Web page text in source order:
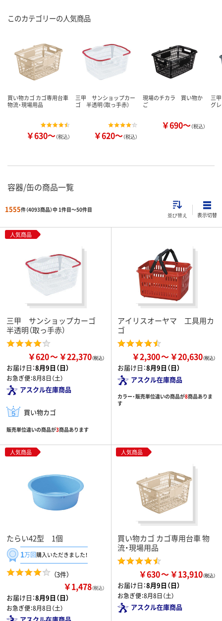
このカテゴリーの人気商品
買い物カゴ カゴ専用台車
物流・現場用品
￥630～（税込）
三甲 サンショップカー
ゴ 半透明（取っ手赤）
￥620～（税込）
現場のチカラ 買い物か
ご
￥690～（税込）
三
グ
容器/缶の商品一覧
1555件（4093商品）中 1件目～50件目
並び替え 表示切替
人気商品
三甲 サンショップカーゴ
半透明（取っ手赤）
￥620 ￥22,370
お届け日：8月9日（日）
お急ぎ便：8月8日（土）
アスクル在庫商品
買い物カゴ
販売単位違いの商品が3商品あります
アイリスオーヤマ 工具用カ
ゴ
￥2,300 ￥20,630
お届け日：8月9日（日）
アスクル在庫商品
カラー・販売単位違いの商品が8商品ありま
す
人気商品
たらい42型 1個
1万回購入いただきました！
（3件）
￥1,478（税込）
お届け日：8月9日（日）
お急ぎ便：8月8日（土）
人気商品
買い物カゴ カゴ専用台車 物
流・現場用品
￥630 ￥13,910
お届け日：8月9日（日）
お急ぎ便：8月8日（土）
アスクル在庫商品